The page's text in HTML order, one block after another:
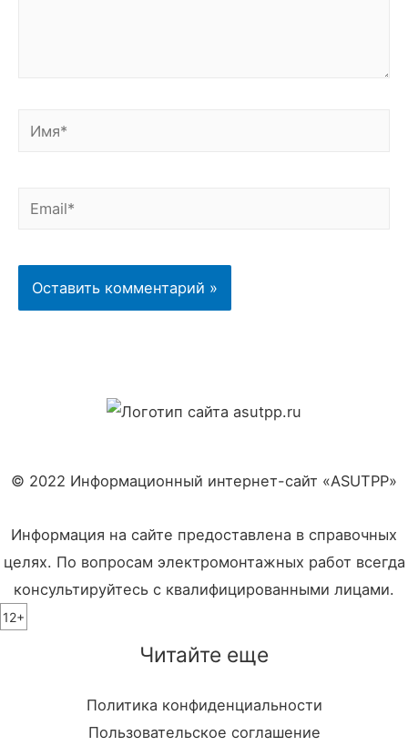
Имя*
Email*
© 2022 Информационный интернет-сайт «ASUTPP»
Информация на сайте предоставлена в справочных
целях. По вопросам электромонтажных работ всегда
консультируйтесь с квалифицированными лицами.
12+
Читайте еще
Политика конфиденциальности
Пользовательское соглашение